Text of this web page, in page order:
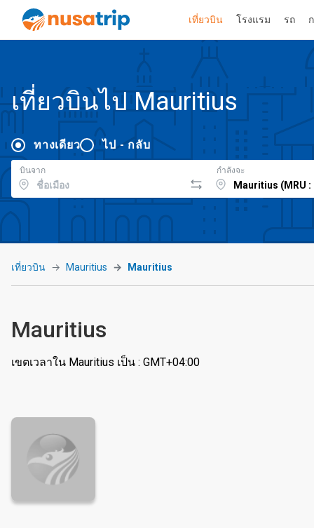
เที่ยวบิน โรงแรม รถ
เที่ยวบินไป Mauritius
ทางเดียว ไป - กลับ
บินจาก กำลังจะ
เที่ยวบิน Mauritius Mauritius
Mauritius
เขตเวลาใน Mauritius เป็น : GMT+04:00